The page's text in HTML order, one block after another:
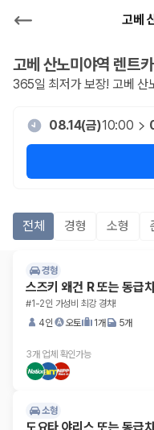
고베
고베 산노미야역 렌트카
365일 최저가 보장! 고베 산
08.14(금)10:00
전체 경형 소형
경형
스즈키 왜건 R 또는 동급
#1-2인 가성비 최강 경차!
4인
오토 1개 5개
3개 업체 확인가능
소형
도요타 야리스 또는 동급